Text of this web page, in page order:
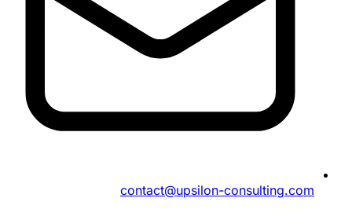
contact@upsilon-consulting.com